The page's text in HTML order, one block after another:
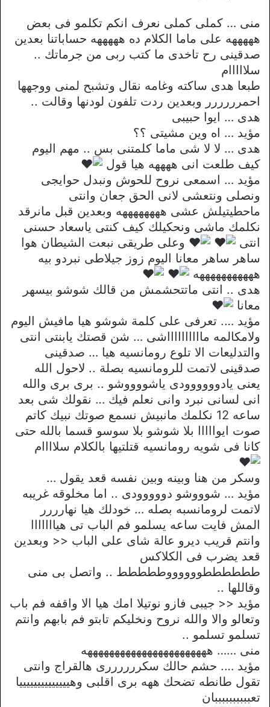
منى … كملى كملى نعرف انكم تكلمو فى بعض
هههههه على ماما الكلام ده هههههه حساباتنا بعدين
صدقينى رح تاخدى ما كتب ربى من جرماتك ..
سلااااام
طبعا هدى ساكته وغامه نقال وتشبح لمنى ووجهها
احمرررررر وبعدين ردت تلفون لودنها وقالت ..
هدى … ايوا حبيبى
مؤيد … اه وين مشيتى ؟؟
هدى … لا لا شى ماما كلمتنى بس .. مهم اليوم
كيف طلعت انى ههههه هيا قول
مؤيد … اسمعى نروح للحوش ونبدل حوايجى
ونصلى ونتعشى لانى الحق جعان وانتى
ماحطيتيلش عشى ههههههههه وبعدين قبل مانرقد
نكلمك ماشى ونحكيلك كيف كنتى ياسعاد حسنى
انتى
وعلى طريقى نبعت الشيطان هوا
ساهر ساهر معانا اليوم زوز جيلاطى نبردو بيه
هههههههههههه
هدى .. انتى ماتتحشمش من قالك شوشو بيسهر
معانا
مؤيد …. تعرفى على كلمة شوشو هيا مافيش اليوم
ولامكالمه مااااااااااشى … شن قصتك يابنتى انتى
والتدليعات الا تلوع رومانسيه هيا … صدقينى
صدقينى لاتمت للرومانسيه بصلة .. لاحول الله
يعنى يادوووووودى ياشووووشو .. برى برى والله
انى لسانى نبرد وانى نعلم فيك … نقولك شى بعد
ساعه 12 نكلمك مانبيش نسمع صوتك نبيك كاتم
صوت ايوااااا بلا شوشو بلا سوسو قسما بالله حتى
كانا فى شويه رومانسيه قتلتيها بالكلام سلاااام
وسكر من هنا وبينه وبين نفسه قعد يقول …
مؤيد … شوووشو دووووودى .. اما مخلوقه غريبه
لاتمت لرومانسبه بصله … خودلك هيا نهارررر
المش فايت ساعه يسلمو فم الباب تى هيااااااا
وانتم قريب ديرو عالة شاى على الباب << وبعدين
قعد يضرب فى الكلاكس
ططططططووووووططططط .. واتصل بى منى
وقاللها ..
مؤيد << جيبى فازو نوتيلا امك هيا الا واقفه فم باب
وتعالو والا والله نروح ونخليكم تابتو فم بابهم وانتم
تسلمو تسلمو ..
منى …… هههههههههههههههههههههههه
مؤيد …. حشم حالك سكررررررى هالقراج وانتى
تقول طانطه تضحك ههه برى اقلبى وهييييييييييييييا
تعببببببببببان